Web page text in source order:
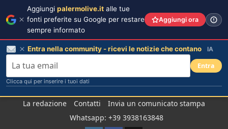
La redazione Contatti
Invia un comunicato stampa
Whatsapp: +39 3938163848
Aggiungi palermolive.it alle tue
fonti preferite su Google per restare
sempre informato
Aggiungi ora
Entra nella community - ricevi le notizie che contano IA
Entra
Clicca qui per inserire i tuoi dati